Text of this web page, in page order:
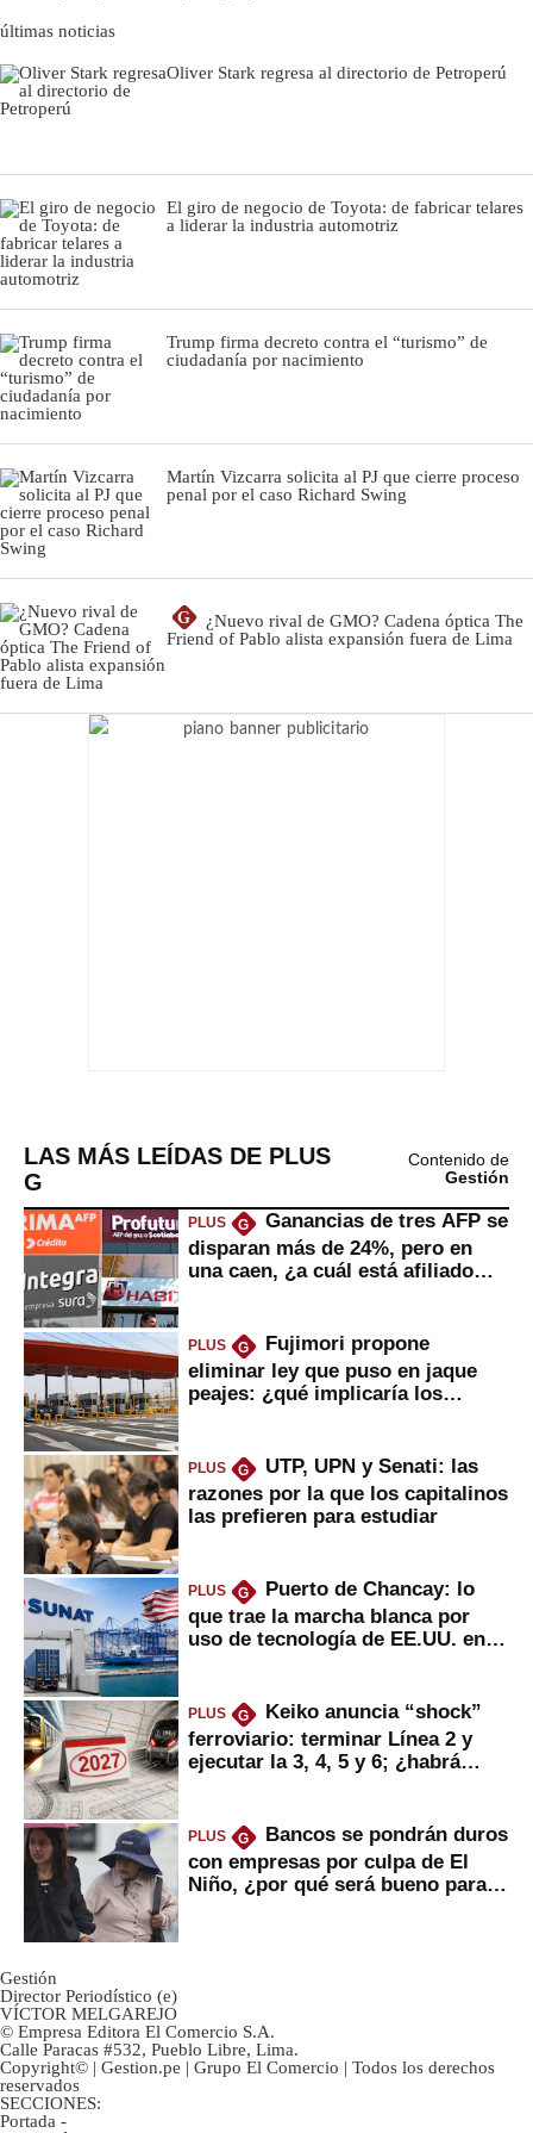
últimas noticias
Oliver Stark regresa al directorio de Petroperú
El giro de negocio de Toyota: de fabricar telares
a liderar la industria automotriz
Trump firma decreto contra el “turismo” de
ciudadanía por nacimiento
Martín Vizcarra solicita al PJ que cierre proceso
penal por el caso Richard Swing
G
¿Nuevo rival de GMO? Cadena óptica The
Friend of Pablo alista expansión fuera de Lima
LAS MÁS LEÍDAS DE PLUS
G
Contenido de
Gestión
PLUS G
Ganancias de tres AFP se
disparan más de 24%, pero en
una caen, ¿a cuál está afiliado
PLUS G
Fujimori propone
eliminar ley que puso en jaque
peajes: ¿qué implicaría los
PLUS G
UTP, UPN y Senati: las
razones por la que los capitalinos
las prefieren para estudiar
PLUS G
Puerto de Chancay: lo
que trae la marcha blanca por
uso de tecnología de EE.UU. en
PLUS G
Keiko anuncia “shock”
ferroviario: terminar Línea 2 y
ejecutar la 3, 4, 5 y 6; ¿habrá
PLUS G
Bancos se pondrán duros
con empresas por culpa de El
Niño, ¿por qué será bueno para
Gestión
Director Periodístico (e)
VÍCTOR MELGAREJO
© Empresa Editora El Comercio S.A.
Calle Paracas #532, Pueblo Libre, Lima.
Copyright© | Gestion.pe | Grupo El Comercio | Todos los derechos
reservados
SECCIONES:
Portada -